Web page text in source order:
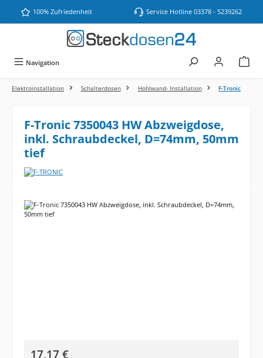
Zum Hauptinhalt springen
100% Zufriedenheit Service Hotline 03378 - 5239262
Navigation
Elektroinstallation Schalterdosen Hohlwand- Installation F-Tronic
F-Tronic 7350043 HW Abzweigdose,
inkl. Schraubdeckel, D=74mm, 50mm
tief
Bildergalerie überspringen
Regulärer Preis:
17,17 €